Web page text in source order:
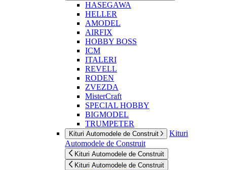
HASEGAWA
HELLER
AMODEL
AIRFIX
HOBBY BOSS
ICM
ITALERI
REVELL
RODEN
ZVEZDA
MisterCraft
SPECIAL HOBBY
BIGMODEL
TRUMPETER
Kituri Automodele de Construit
Kituri
Automodele de Construit
Kituri Automodele de Construit
Kituri Automodele de Construit